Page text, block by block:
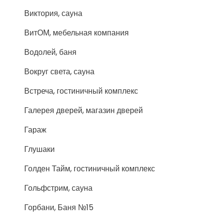
Виктория, сауна
ВитОМ, мебельная компания
Водолей, баня
Вокруг света, сауна
Встреча, гостиничный комплекс
Галерея дверей, магазин дверей
Гараж
Глушаки
Голден Тайм, гостиничный комплекс
Гольфстрим, сауна
Горбани, Баня №15